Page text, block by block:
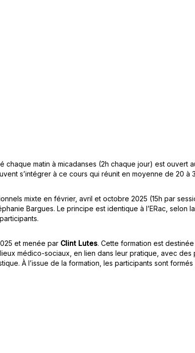
chaque matin à micadanses (2h chaque jour) est ouvert
s’intégrer à ce cours qui réunit en moyenne de 20 à
mixte en février, avril et octobre 2025 (15h par
Bargues. Le principe est identique à l’ERac, selon
et menée par Clint Lutes. Cette formation est
médico-sociaux, en lien dans leur pratique, avec des
À l’issue de la formation, les participants sont